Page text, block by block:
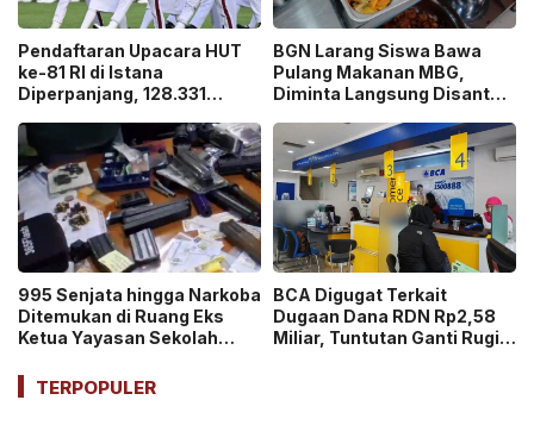
Pendaftaran Upacara HUT
ke-81 RI di Istana
Diperpanjang, 128.331
Ticket”
BGN Larang Siswa Bawa
Pulang Makanan MBG,
Diminta Langsung Disantap
995 Senjata hingga Narkoba
Ditemukan di Ruang Eks
Ketua Yayasan Sekolah
Ekskul Menembak!
BCA Digugat Terkait
Dugaan Dana RDN Rp2,58
Miliar, Tuntutan Ganti Rugi
TERPOPULER